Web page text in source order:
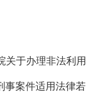
于办理非法利用
事案件适用法律若